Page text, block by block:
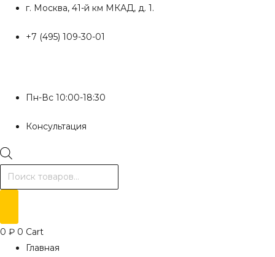
Перейти
содержимому
г. Москва, 41-й км МКАД, д. 1.
+7 (495) 109-30-01
Пн-Вс 10:00-18:30
Консультация
Поиск
товаров
0 ₽ 0 Cart
Главная